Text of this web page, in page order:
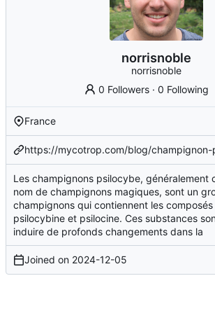
norrisnoble
norrisnoble
0 Followers ·0 Following
France
https://mycotrop.com/blog/champignon-
Les champignons psilocybe, généralement
nom de champignons magiques, sont un
champignons qui contiennent les
psilocybine et psilocine. Ces substances
induire de profonds changements dans la
Joined on 2024-12-05